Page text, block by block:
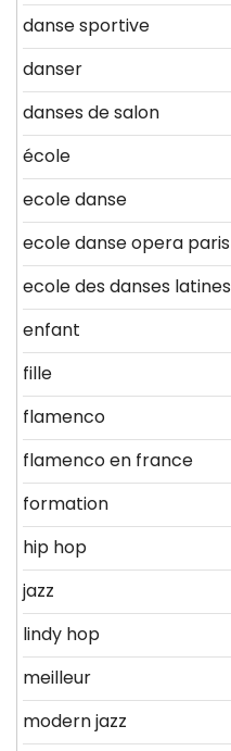
danse sportive
danser
danses de salon
école
ecole danse
ecole danse opera paris
ecole des danses latines
enfant
fille
flamenco
flamenco en france
formation
hip hop
jazz
lindy hop
meilleur
modern jazz